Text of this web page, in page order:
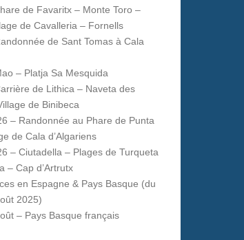
de Favaritx – Monte Toro –
de Cavalleria – Fornells
de Sant Tomas à Cala
– Platja Sa Mesquida
de Lithica – Naveta des
de Binibeca
– Randonnée au Phare de Punta
de Cala d’Algariens
– Ciutadella – Plages de Turqueta
– Cap d’Artrutx
en Espagne & Pays Basque (du
2025)
– Pays Basque français